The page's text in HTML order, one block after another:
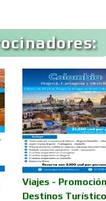
Asesores
Asociaciones
Audios para
Automóviles
Usados
Viajes -
Destinos